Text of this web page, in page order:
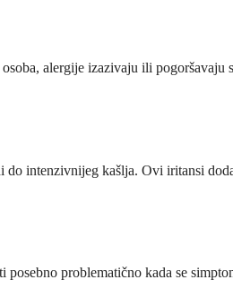
alergije izazivaju ili pogoršavaju
intenzivnijeg kašlja. Ovi iritansi
problematično kada se